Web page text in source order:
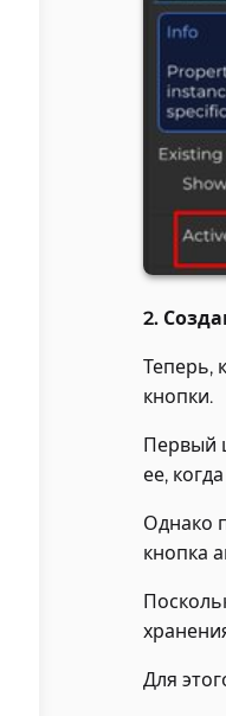
2.
Теперь,
кнопки.
Первый
ее,
Однако
кнопка
Для